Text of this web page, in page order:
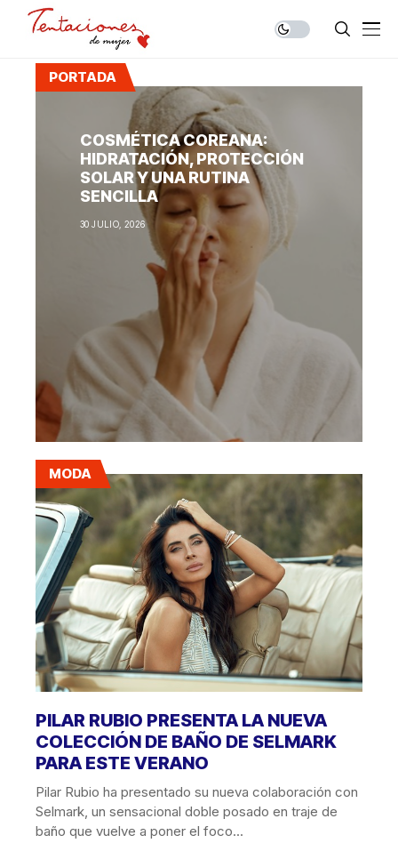
PORTADA
COSMÉTICA COREANA:
HIDRATACIÓN, PROTECCIÓN
SOLAR Y UNA RUTINA
SENCILLA
30 JULIO, 2026
MODA
PILAR RUBIO PRESENTA LA NUEVA
COLECCIÓN DE BAÑO DE SELMARK
PARA ESTE VERANO
Pilar Rubio ha presentado su nueva colaboración con
Selmark, un sensacional doble posado en traje de
baño que vuelve a poner el foco...